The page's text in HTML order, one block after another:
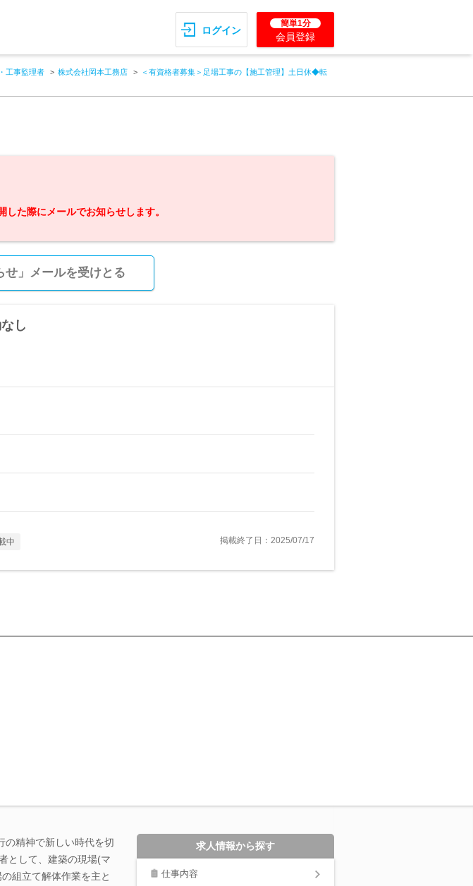
ログイン
簡単1分
会員登録
工事監理者 株式会社岡本工務店
＜有資格者募集＞足場工事の【施工管理】土日休◆転
した際にメールでお知らせします。
せ」メールを受けとる
し
中 掲載終了日：2025/07/17
の精神で新しい時代を切
として、建築の現場(マ
組立て解体作業を主と
求人情報から探す
仕事内容